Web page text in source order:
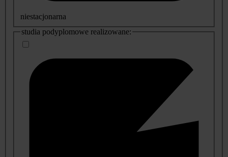
niestacjonarna
studia podyplomowe realizowane: